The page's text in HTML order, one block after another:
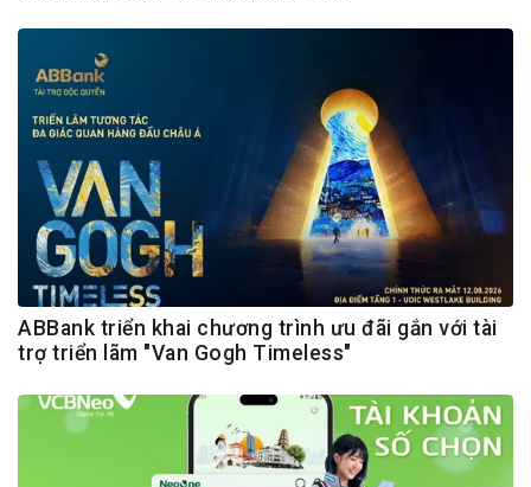
ABBank triển khai chương trình ưu đãi gắn với tài
trợ triển lãm "Van Gogh Timeless"